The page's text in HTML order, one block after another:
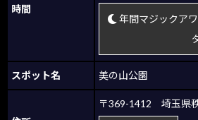
時間
年間マジックア
スポット名 美の山公園
〒369-1412 埼玉県